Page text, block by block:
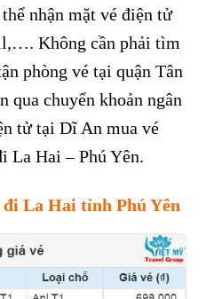
nhận mặt vé điện tử
Không cần phải tìm
phòng vé tại quận Tân
qua chuyển khoản ngân
tử tại Dĩ An mua vé
La Hai – Phú Yên.
đi La Hai tỉnh Phú Yên